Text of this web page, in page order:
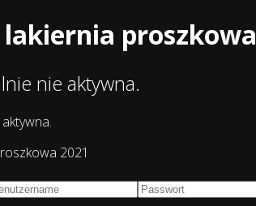
proszkowa
nie aktywna.
2021